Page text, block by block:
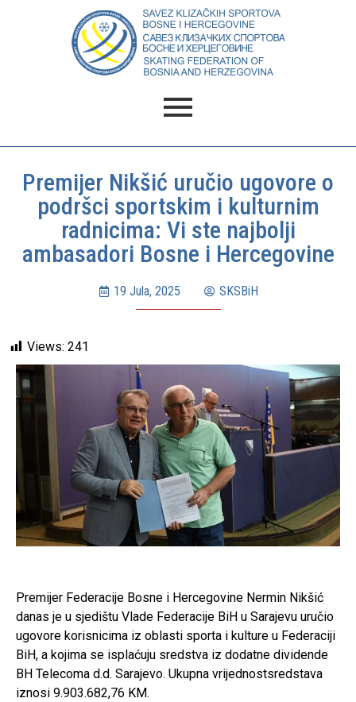
Premijer Nikšić uručio ugovore o
podršci sportskim i kulturnim
radnicima: Vi ste najbolji
ambasadori Bosne i Hercegovine
19 Jula, 2025 SKSBiH
Views: 241
Premijer Federacije Bosne i Hercegovine Nermin Nikšić
danas je u sjedištu Vlade Federacije BiH u Sarajevu uručio
ugovore korisnicima iz oblasti sporta i kulture u Federaciji
BiH, a kojima se isplaćuju sredstva iz dodatne dividende
BH Telecoma d.d. Sarajevo. Ukupna vrijednostsredstava
iznosi 9.903.682,76 KM.